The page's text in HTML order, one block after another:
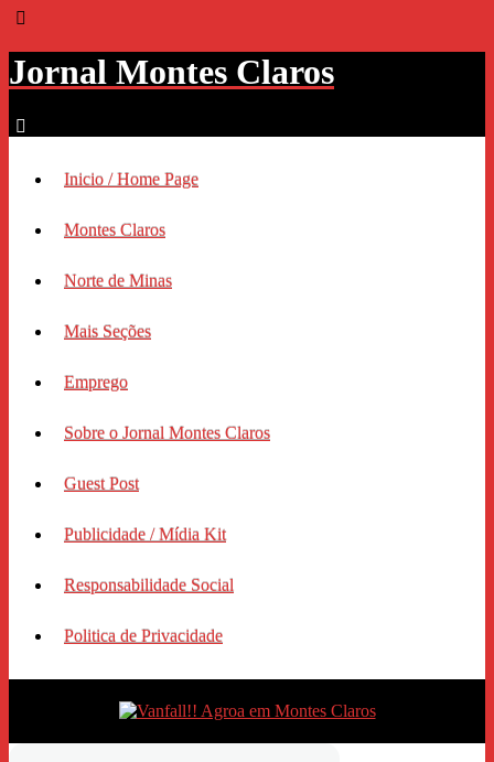
Jornal Montes Claros
Inicio / Home Page
Montes Claros
Norte de Minas
Mais Seções
Emprego
Sobre o Jornal Montes Claros
Guest Post
Publicidade / Mídia Kit
Responsabilidade Social
Politica de Privacidade